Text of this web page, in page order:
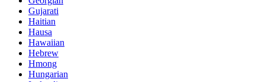
Gujarati
Haitian
Hausa
Hawaiian
Hebrew
Hmong
Hungarian